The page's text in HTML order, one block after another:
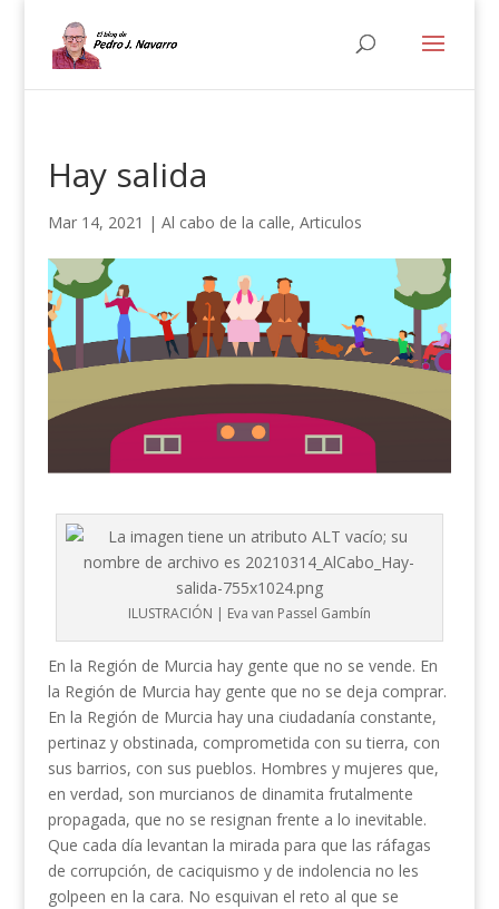
Hay salida
Mar 14, 2021 | Al cabo de la calle, Articulos
ILUSTRACIÓN | Eva van Passel Gambín
En la Región de Murcia hay gente que no se vende. En
la Región de Murcia hay gente que no se deja comprar.
En la Región de Murcia hay una ciudadanía constante,
pertinaz y obstinada, comprometida con su tierra, con
sus barrios, con sus pueblos. Hombres y mujeres que,
en verdad, son murcianos de dinamita frutalmente
propagada, que no se resignan frente a lo inevitable.
Que cada día levantan la mirada para que las ráfagas
de corrupción, de caciquismo y de indolencia no les
golpeen en la cara. No esquivan el reto al que se